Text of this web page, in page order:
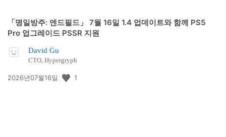
「명일방주: 엔드필드」 7월 16일 1.4 업데이트와 함께 PS5
Pro 업그레이드 PSSR 지원
David Gu
CTO, Hypergryph
공
2026년07월16일 1